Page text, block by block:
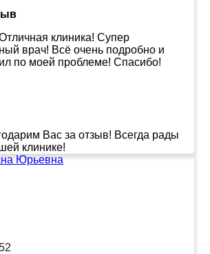
клиника! Супер
врач! Всё очень подробно и
по моей проблеме! Спасибо!
Вас за отзыв! Всегда рады
клинике!
Юрьевна